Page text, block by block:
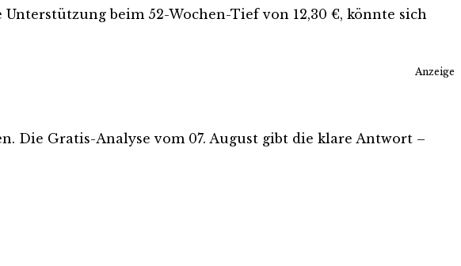
beim 52-Wochen-Tief von 12,30 €, könnte sich
Anzeige
Die Gratis-Analyse vom 07. August gibt die klare Antwort –